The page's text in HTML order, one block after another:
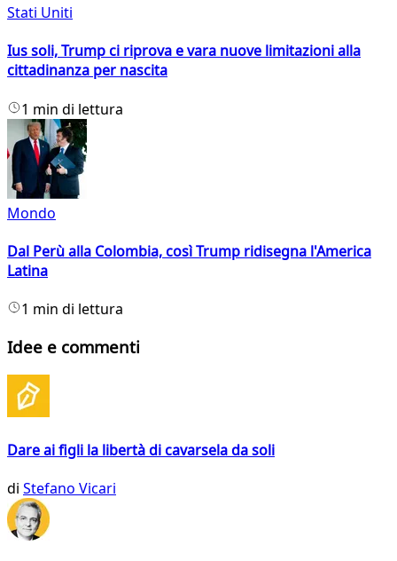
Stati Uniti
Ius soli, Trump ci riprova e vara nuove limitazioni alla
cittadinanza per nascita
1 min di lettura
Mondo
Dal Perù alla Colombia, così Trump ridisegna l'America
Latina
1 min di lettura
Idee e commenti
Dare ai figli la libertà di cavarsela da soli
di Stefano Vicari